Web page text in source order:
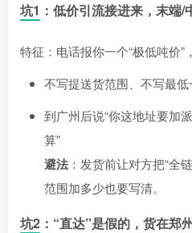
坑1：低价引流接进来，末端/
特征：电话报你一个“极低吨价”
不写提送货范围、不写最
到广州后说“你这地址要加
算”
避法 ：发货前让对方把“全
范围加多少也要写清。
坑2：“直达”是假的，货在郑